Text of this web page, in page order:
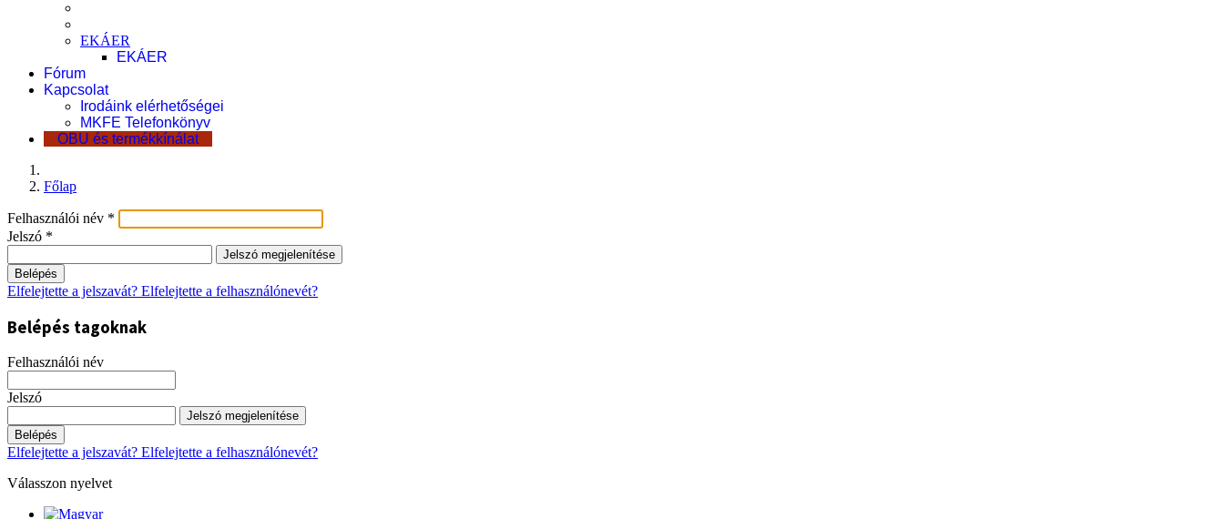
EKÁER
EKÁER
Fórum
Kapcsolat
Irodáink elérhetőségei
MKFE Telefonkönyv
OBU és termékkínálat
Főlap
Felhasználói név *
Jelszó *
Jelszó megjelenítése
Belépés
Elfelejtette a jelszavát? Elfelejtette a felhasználónevét?
Belépés tagoknak
Felhasználói név
Jelszó
Jelszó megjelenítése
Belépés
Elfelejtette a jelszavát? Elfelejtette a felhasználónevét?
Válasszon nyelvet